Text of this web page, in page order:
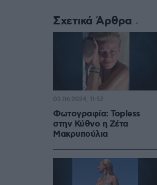
Σχετικά Άρθρα
Φωτογραφία: Topless
στην Κύθνο η Ζέτα
Μακρυπούλια
03.06.2024, 11:52